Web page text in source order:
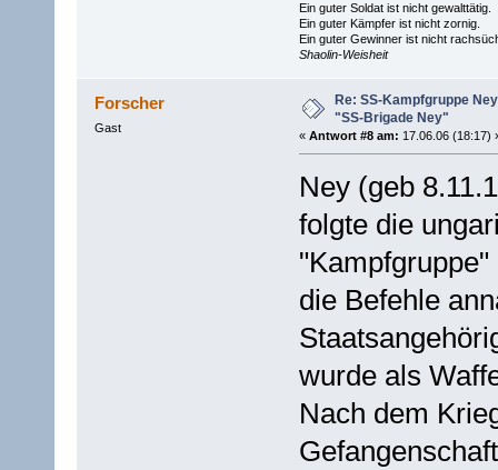
Ein guter Soldat ist nicht gewalttätig.
Ein guter Kämpfer ist nicht zornig.
Ein guter Gewinner ist nicht
Shaolin-Weisheit
Forscher
Gast
Re: SS-Kampfgruppe
"SS-Brigade Ney"
« Antwort #8 am: 17.06.06 (18:17)
Ney (geb
folgte die
die Befehle
wurde als
Nach dem